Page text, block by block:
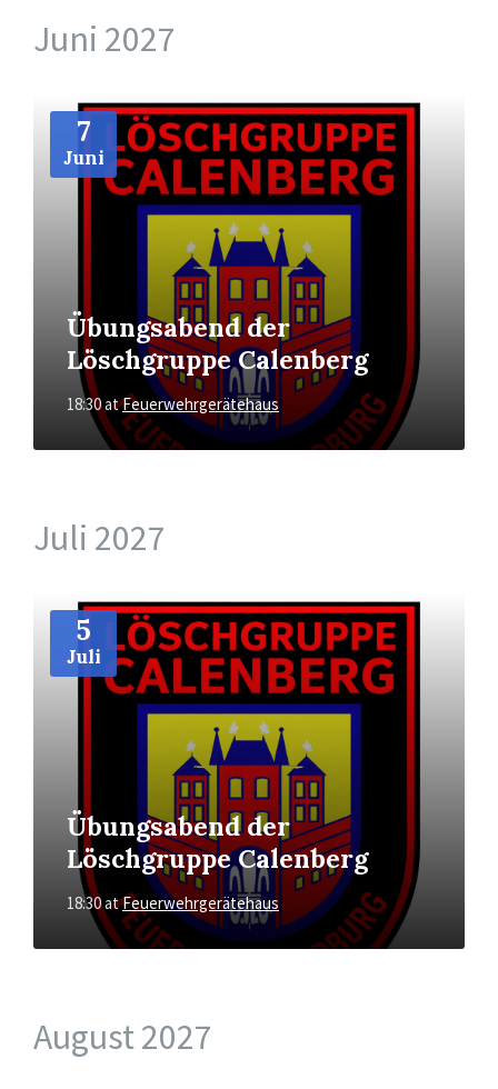
Juni 2027
7
Juni
Übungsabend der
Löschgruppe Calenberg
18:30atFeuerwehrgerätehaus
Juli 2027
5
Juli
Übungsabend der
Löschgruppe Calenberg
18:30atFeuerwehrgerätehaus
August 2027